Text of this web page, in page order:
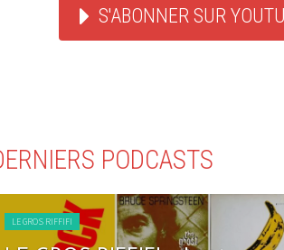
S'ABONNER SUR
PODCASTS